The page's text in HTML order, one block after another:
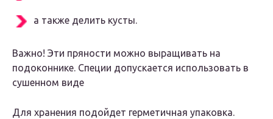
а также делить кусты.
Важно! Эти пряности можно выращивать на
подоконнике. Специи допускается использовать в
сушенном виде
Для хранения подойдет герметичная упаковка.